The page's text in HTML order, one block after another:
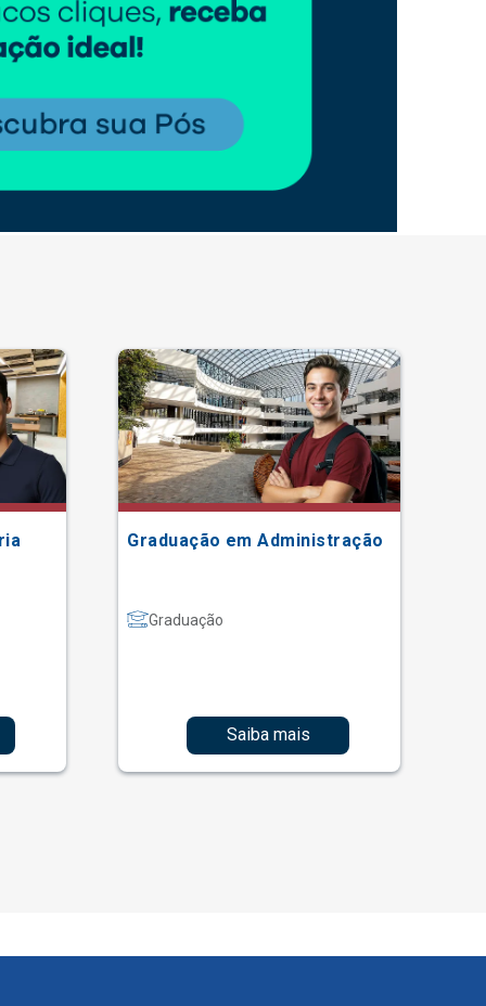
Graduação em Administração
Graduação
Saiba mais